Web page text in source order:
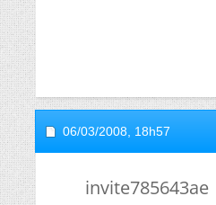
06/03/2008, 18h57
invite785643ae